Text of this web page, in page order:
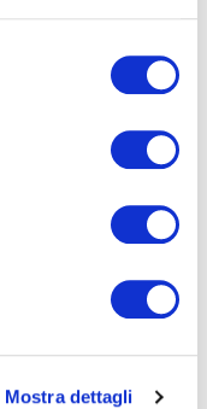
Mostra dettagli